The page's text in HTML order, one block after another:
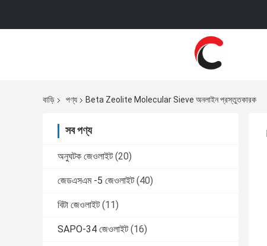
বাড়ি পণ্য Beta Zeolite Molecular Sieve অনলাইন প্রস্তুতকারক
সব পণ্য
অনুঘটক জেওলাইট (20)
জেডএসএম -5 জেওলাইট (40)
বিটা জেওলাইট (11)
SAPO-34 জেওলাইট (16)